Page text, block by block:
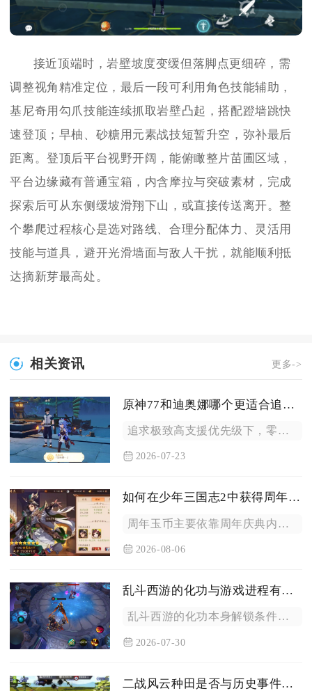
接近顶端时，岩壁坡度变缓但落脚点更细碎，需
调整视角精准定位，最后一段可利用角色技能辅助，
基尼奇用勾爪技能连续抓取岩壁凸起，搭配蹬墙跳快
速登顶；早柚、砂糖用元素战技短暂升空，弥补最后
距离。登顶后平台视野开阔，能俯瞰整片苗圃区域，
平台边缘藏有普通宝箱，内含摩拉与突破素材，完成
探索后可从东侧缓坡滑翔下山，或直接传送离开。整
个攀爬过程核心是选对路线、合理分配体力、灵活用
技能与道具，避开光滑墙面与敌人干扰，就能顺利抵
达摘新芽最高处。
相关资讯 更多->
原神77和迪奥娜哪个更适合追求高支援
追求极致高支援优先级下，零命到低命阶段迪奥娜综合支援能力优于...
2026-07-23
如何在少年三国志2中获得周年玉币
周年玉币主要依靠周年庆典内置各类限时活动、日常玩法目标、周年...
2026-08-06
乱斗西游的化功与游戏进程有关吗
乱斗西游的化功本身解锁条件不绑定主线关卡推进进度，但化功的使...
2026-07-30
二战风云种田是否与历史事件相关